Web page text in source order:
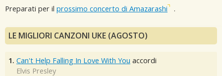
Preparati per il prossimo concerto di Amazarashi .
LE MIGLIORI CANZONI UKE (AGOSTO)
1. Can't Help Falling In Love With You accordi
Elvis Presley